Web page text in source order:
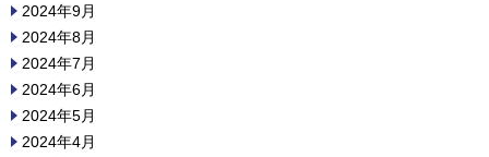
2024年9月
2024年8月
2024年7月
2024年6月
2024年5月
2024年4月